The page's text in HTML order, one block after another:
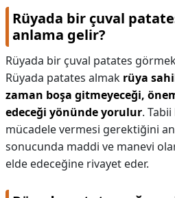
Rüyada bir çuval
anlama gelir?
Rüyada bir çuval patates
Rüyada patates almak rüya
zaman boşa gitmeyeceği,
edeceği yönünde yorulur.
mücadele vermesi gerektiğini
sonucunda maddi ve manevi
elde edeceğine rivayet eder.